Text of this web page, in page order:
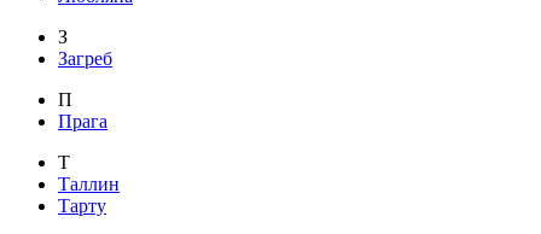
З
Загреб
П
Прага
Т
Таллин
Тарту